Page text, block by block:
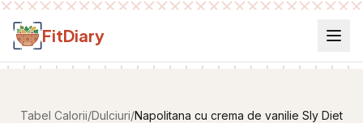
Salt la conținut
FitDiary
Tabel Calorii/Dulciuri/Napolitana cu crema de vanilie Sly Diet